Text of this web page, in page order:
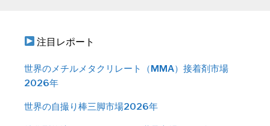
注目レポート
世界のメチルメタクリレート（MMA）接着剤市場
2026年
世界の自撮り棒三脚市場2026年